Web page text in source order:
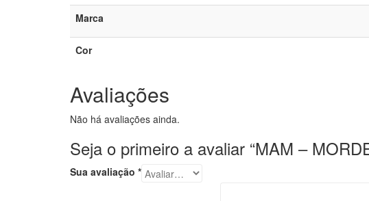
Marca
Cor
Avaliações
Não há avaliações ainda.
Seja o primeiro a avaliar “MAM –
Sua avaliação *